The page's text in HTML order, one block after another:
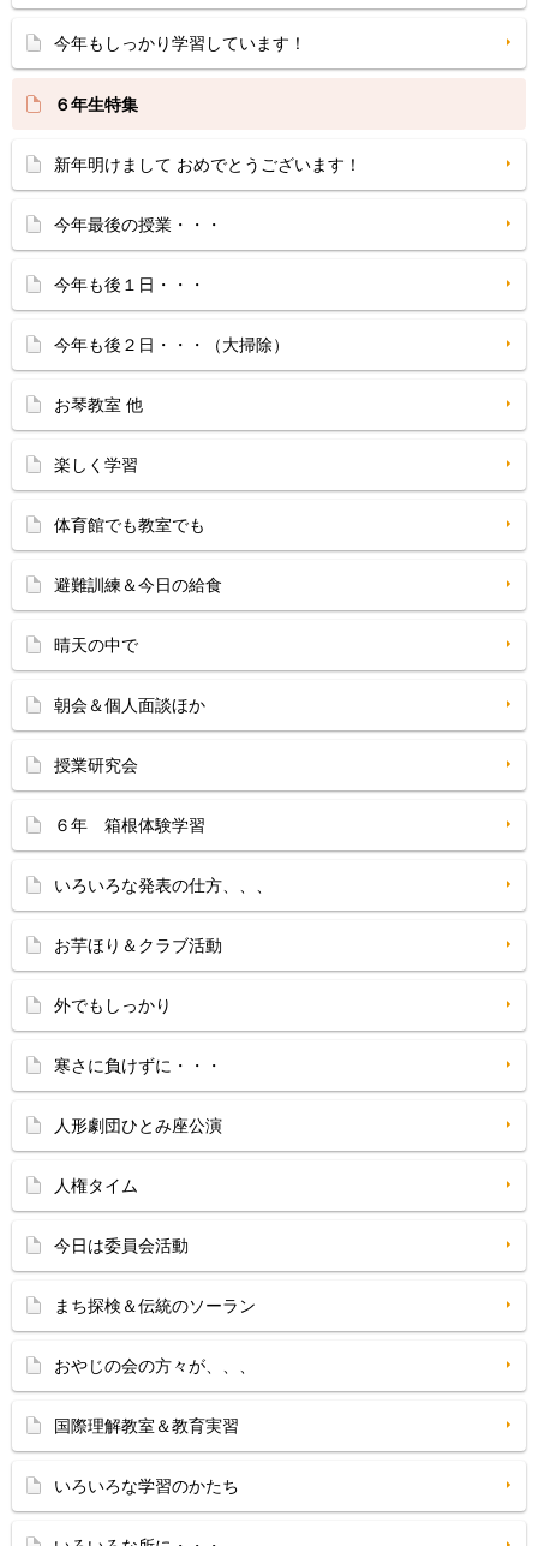
今年もしっかり学習しています！
６年生特集
新年明けまして おめでとうございます！
今年最後の授業・・・
今年も後１日・・・
今年も後２日・・・（大掃除）
お琴教室 他
楽しく学習
体育館でも教室でも
避難訓練＆今日の給食
晴天の中で
朝会＆個人面談ほか
授業研究会
６年 箱根体験学習
いろいろな発表の仕方、、、
お芋ほり＆クラブ活動
外でもしっかり
寒さに負けずに・・・
人形劇団ひとみ座公演
人権タイム
今日は委員会活動
まち探検＆伝統のソーラン
おやじの会の方々が、、、
国際理解教室＆教育実習
いろいろな学習のかたち